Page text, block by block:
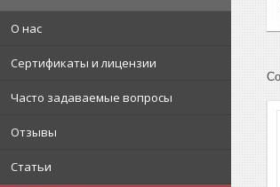
О нас
Сертификаты и лицензии
Часто задаваемые вопросы
Отзывы
Статьи